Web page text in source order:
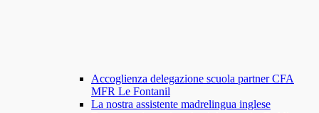
Accoglienza delegazione scuola partner CFA
MFR Le Fontanil
La nostra assistente madrelingua inglese